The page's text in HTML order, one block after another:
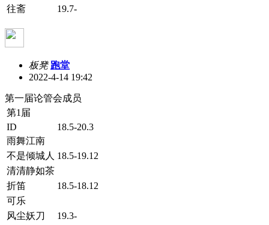
往斋
19.7-
板凳 跑堂
2022-4-14 19:42
第一届论管会成员
第1届
ID
18.5-20.3
雨舞江南
不是倾城人 18.5-19.12
清清静如茶
折笛
18.5-18.12
可乐
风尘妖刀
19.3-